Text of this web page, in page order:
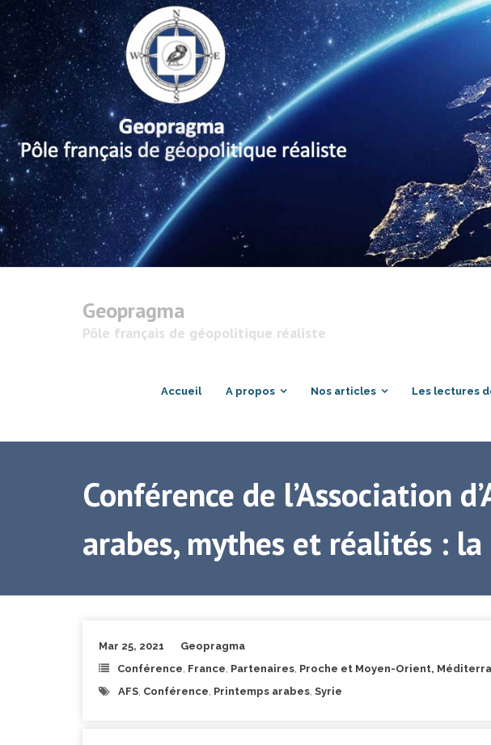
Geopragma
Pôle français de géopolitique réaliste
Accueil A propos Nos articles Les lectures
Conférence de l’Association
arabes, mythes et réalités :
Mar 25, 2021
Geopragma
Conférence France Partenaires Proche et Moyen-Orient,
AFS Conférence Printemps arabes Syrie